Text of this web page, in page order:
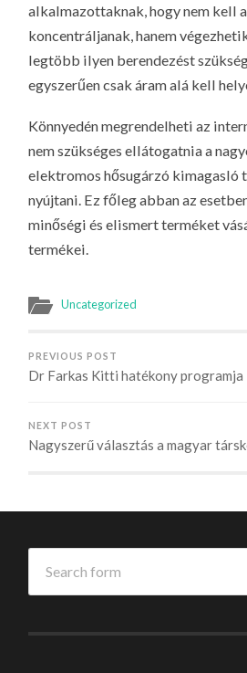
alkalmazottaknak, hogy nem kell
koncentráljanak, hanem
legtöbb ilyen berendezést
egyszerűen csak áram alá kell
Könnyedén megrendelheti az
nem szükséges ellátogatnia a
elektromos hősugárzó kimagasló
nyújtani. Ez főleg abban az
minőségi és elismert terméket
termékei.
Uncategorized
PREVIOUS POST
Dr Farkas Kitti hatékony programja
NEXT POST
Nagyszerű választás a magyar